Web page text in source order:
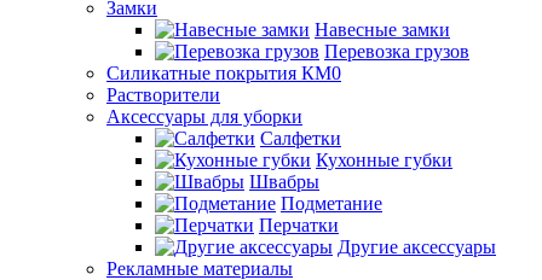
Замки
Навесные замки
Перевозка грузов
Силикатные покрытия КМ0
Растворители
Аксессуары для уборки
Салфетки
Кухонные губки
Швабры
Подметание
Перчатки
Другие аксессуары
Рекламные материалы